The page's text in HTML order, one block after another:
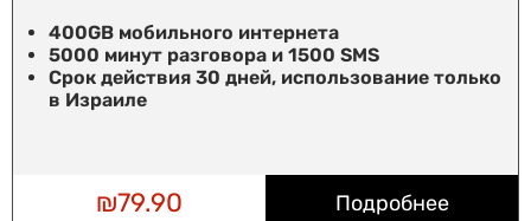
400GB мобильного интернета
5000 минут разговора и 1500 SMS
Срок действия 30 дней, использование только
в Израиле
₪79.90 Подробнее